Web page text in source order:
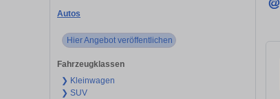
Autos
Hier Angebot veröffentlichen
Fahrzeugklassen
❯ Kleinwagen
❯ SUV